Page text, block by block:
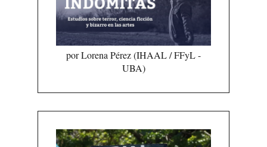
por Lorena Pérez (IHAAL / FFyL -
UBA)